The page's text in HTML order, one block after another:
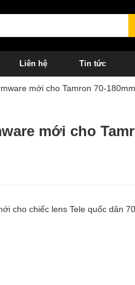
Liên hệ Tin tức
mới cho Tamron 70-
mới cho
cho chiếc lens Tele quốc dân